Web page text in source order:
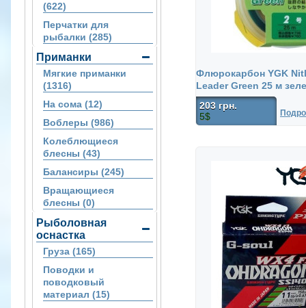
(622)
Перчатки для
рыбалки (285)
Приманки
Мягкие приманки
(1316)
На сома (12)
Воблеры (986)
Колеблющиеся
блесны (43)
Балансиры (245)
Вращающиеся
блесны (0)
Рыболовная
оснастка
Груза (165)
Поводки и
поводковый
материал (15)
Флюрокарбон YGK
Leader Green 25 м
203 грн.
5$